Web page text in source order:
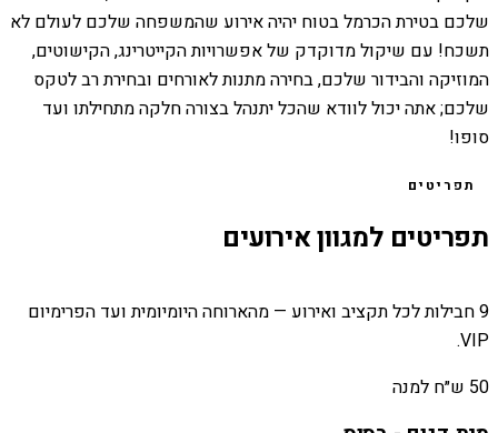
שלכם בטירת הכרמל בטוח יהיה אירוע שהמשפחה שלכם לעולם לא
תשכח! עם שיקול מדוקדק של אפשרויות הקייטרינג, הקישוטים,
המוזיקה והבידור שלכם, בחירה מתנות לאורחים ובחירת רב לטקס
שלכם; אתה יכול לוודא שהכל יתנהל בצורה חלקה מתחילתו ועד
סופו!
תפריטים
תפריטים למגוון אירועים
9 חבילות לכל תקציב ואירוע — מהארוחה היומיומית ועד הפרימיום
VIP.
50 ש״ח למנה